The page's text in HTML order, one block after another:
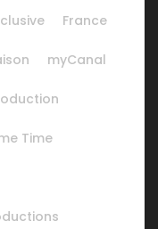
France
myCanal
Time